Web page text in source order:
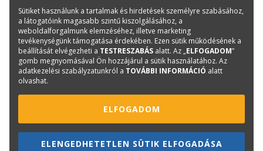
Az ÖNKÖLTSÉG program előfizetésének
lezárása!
KÖLTSÉGVETÉS-KÉSZÍTŐ SZOFTVEREK
2016. január 13-án megszűnt az ÖNKÖLTSÉG
programrendszer előfizetése, már csak a meglévő
Sütiket használunk a tartalmak és hirdetések személyre szabásához,
a látogatóink magasabb szintű kiszolgálásához, a
weboldalforgalmunk elemzéséhez, illetve marketing
tevékenységünk támogatása érdekében. Ezen sütik működésének a
beállítását elvégezheti a TESTRESZABÁS alatt. Az „ELFOGADOM”
gomb megnyomásával Ön hozzájárul a sütik használatához. Az
adatkezelési szabályzatunkról a TOVÁBBI INFORMÁCIÓ alatt
olvashat.
ELFOGADOM
ELENGEDHETETLEN SÜTIK ELFOGADÁSA